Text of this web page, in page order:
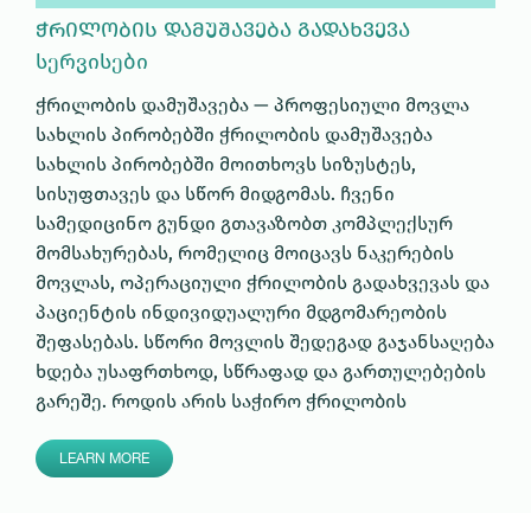
ᲭᲠᲘᲚᲝᲑᲘᲡ ᲓᲐᲛᲣᲨᲐᲕᲔᲑᲐ ᲒᲐᲓᲐᲮᲕᲔᲕᲐ
სერვისები
ჭრილობის დამუშავება — პროფესიული მოვლა
სახლის პირობებში ჭრილობის დამუშავება
სახლის პირობებში მოითხოვს სიზუსტეს,
სისუფთავეს და სწორ მიდგომას. ჩვენი
სამედიცინო გუნდი გთავაზობთ კომპლექსურ
მომსახურებას, რომელიც მოიცავს ნაკერების
მოვლას, ოპერაციული ჭრილობის გადახვევას და
პაციენტის ინდივიდუალური მდგომარეობის
შეფასებას. სწორი მოვლის შედეგად გაჯანსაღება
ხდება უსაფრთხოდ, სწრაფად და გართულებების
გარეშე. როდის არის საჭირო ჭრილობის
LEARN MORE